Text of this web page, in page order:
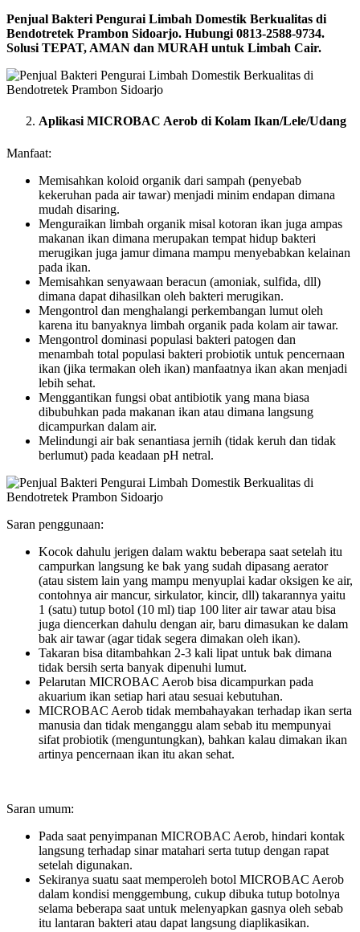
Penjual Bakteri Pengurai Limbah Domestik Berkualitas di
Bendotretek Prambon Sidoarjo. Hubungi 0813-2588-9734.
Solusi TEPAT, AMAN dan MURAH untuk Limbah Cair.
Aplikasi MICROBAC Aerob di Kolam Ikan/Lele/Udang
Manfaat:
Memisahkan koloid organik dari sampah (penyebab
kekeruhan pada air tawar) menjadi minim endapan dimana
mudah disaring.
Menguraikan limbah organik misal kotoran ikan juga ampas
makanan ikan dimana merupakan tempat hidup bakteri
merugikan juga jamur dimana mampu menyebabkan kelainan
pada ikan.
Memisahkan senyawaan beracun (amoniak, sulfida, dll)
dimana dapat dihasilkan oleh bakteri merugikan.
Mengontrol dan menghalangi perkembangan lumut oleh
karena itu banyaknya limbah organik pada kolam air tawar.
Mengontrol dominasi populasi bakteri patogen dan
menambah total populasi bakteri probiotik untuk pencernaan
ikan (jika termakan oleh ikan) manfaatnya ikan akan menjadi
lebih sehat.
Menggantikan fungsi obat antibiotik yang mana biasa
dibubuhkan pada makanan ikan atau dimana langsung
dicampurkan dalam air.
Melindungi air bak senantiasa jernih (tidak keruh dan tidak
berlumut) pada keadaan pH netral.
Saran penggunaan:
Kocok dahulu jerigen dalam waktu beberapa saat setelah itu
campurkan langsung ke bak yang sudah dipasang aerator
(atau sistem lain yang mampu menyuplai kadar oksigen ke air,
contohnya air mancur, sirkulator, kincir, dll) takarannya yaitu
1 (satu) tutup botol (10 ml) tiap 100 liter air tawar atau bisa
juga diencerkan dahulu dengan air, baru dimasukan ke dalam
bak air tawar (agar tidak segera dimakan oleh ikan).
Takaran bisa ditambahkan 2-3 kali lipat untuk bak dimana
tidak bersih serta banyak dipenuhi lumut.
Pelarutan MICROBAC Aerob bisa dicampurkan pada
akuarium ikan setiap hari atau sesuai kebutuhan.
MICROBAC Aerob tidak membahayakan terhadap ikan serta
manusia dan tidak menganggu alam sebab itu mempunyai
sifat probiotik (menguntungkan), bahkan kalau dimakan ikan
artinya pencernaan ikan itu akan sehat.
Saran umum:
Pada saat penyimpanan MICROBAC Aerob, hindari kontak
langsung terhadap sinar matahari serta tutup dengan rapat
setelah digunakan.
Sekiranya suatu saat memperoleh botol MICROBAC Aerob
dalam kondisi menggembung, cukup dibuka tutup botolnya
selama beberapa saat untuk melenyapkan gasnya oleh sebab
itu lantaran bakteri atau dapat langsung diaplikasikan.